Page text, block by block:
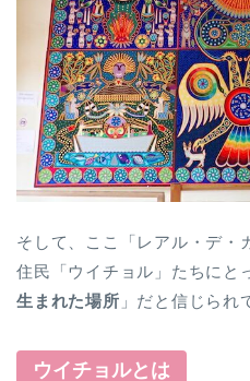
そして、ここ「レアル・デ・
住民「ウイチョル」たちにと
生まれた場所 」だと信じられ
ウイチョルとは